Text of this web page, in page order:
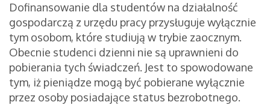
Dofinansowanie dla studentów na działalność
gospodarczą z urzędu pracy przysługuje wyłącznie
tym osobom, które studiują w trybie zaocznym.
Obecnie studenci dzienni nie są uprawnieni do
pobierania tych świadczeń. Jest to spowodowane
tym, iż pieniądze mogą być pobierane wyłącznie
przez osoby posiadające status bezrobotnego.